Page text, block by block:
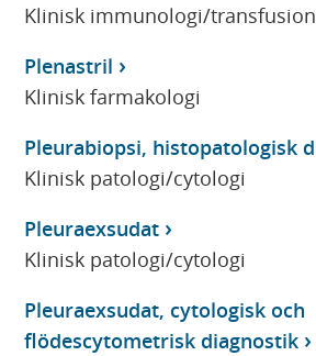
Klinisk immunologi/
Plenastril
Klinisk farmakologi
Pleurabiopsi, histopatologisk
Klinisk patologi/cytologi
Pleuraexsudat
Klinisk patologi/cytologi
Pleuraexsudat, cytologisk och
flödescytometrisk diagnostik